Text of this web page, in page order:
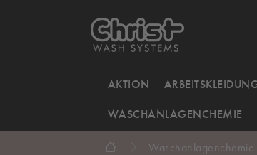
AKTION
WASCHANLAGENCHEMIE
Waschanlagenchemie